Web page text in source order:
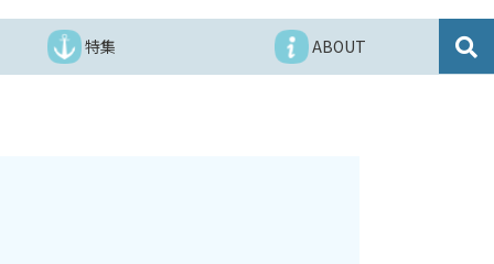
特集 ABOUT